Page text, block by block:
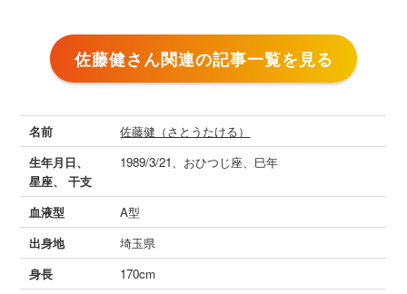
佐藤健さん関連の記事一覧を見る
名前
佐藤健（さとうたける）
生年月日、
星座、 干支
1989/3/21、おひつじ座、巳年
血液型
A型
出身地
埼玉県
身長
170cm